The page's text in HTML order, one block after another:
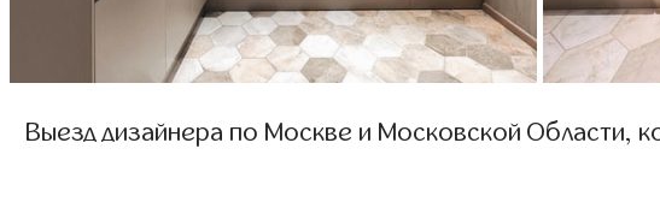
Выезд дизайнера по Москве и Московской Области,